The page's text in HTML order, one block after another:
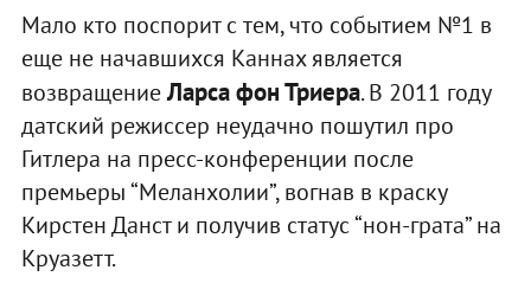
Мало кто поспорит с тем, что событием №1 в
еще не начавшихся Каннах является
возвращениеЛарса фон Триера. В 2011 году
датский режиссер неудачно пошутил про
Гитлера на пресс-конференции после
премьеры “Меланхолии”, вогнав в краску
Кирстен Данст и получив статус “нон-грата” на
Круазетт.